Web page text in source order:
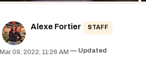
Alexe Fortier STAFF
Mar 09, 2022, 11:26 AM Updated